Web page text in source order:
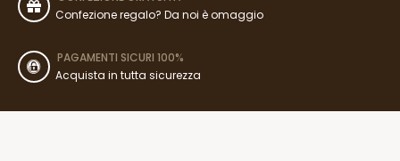
Confezione regalo? Da noi è omaggio
PAGAMENTI SICURI 100%
Acquista in tutta sicurezza